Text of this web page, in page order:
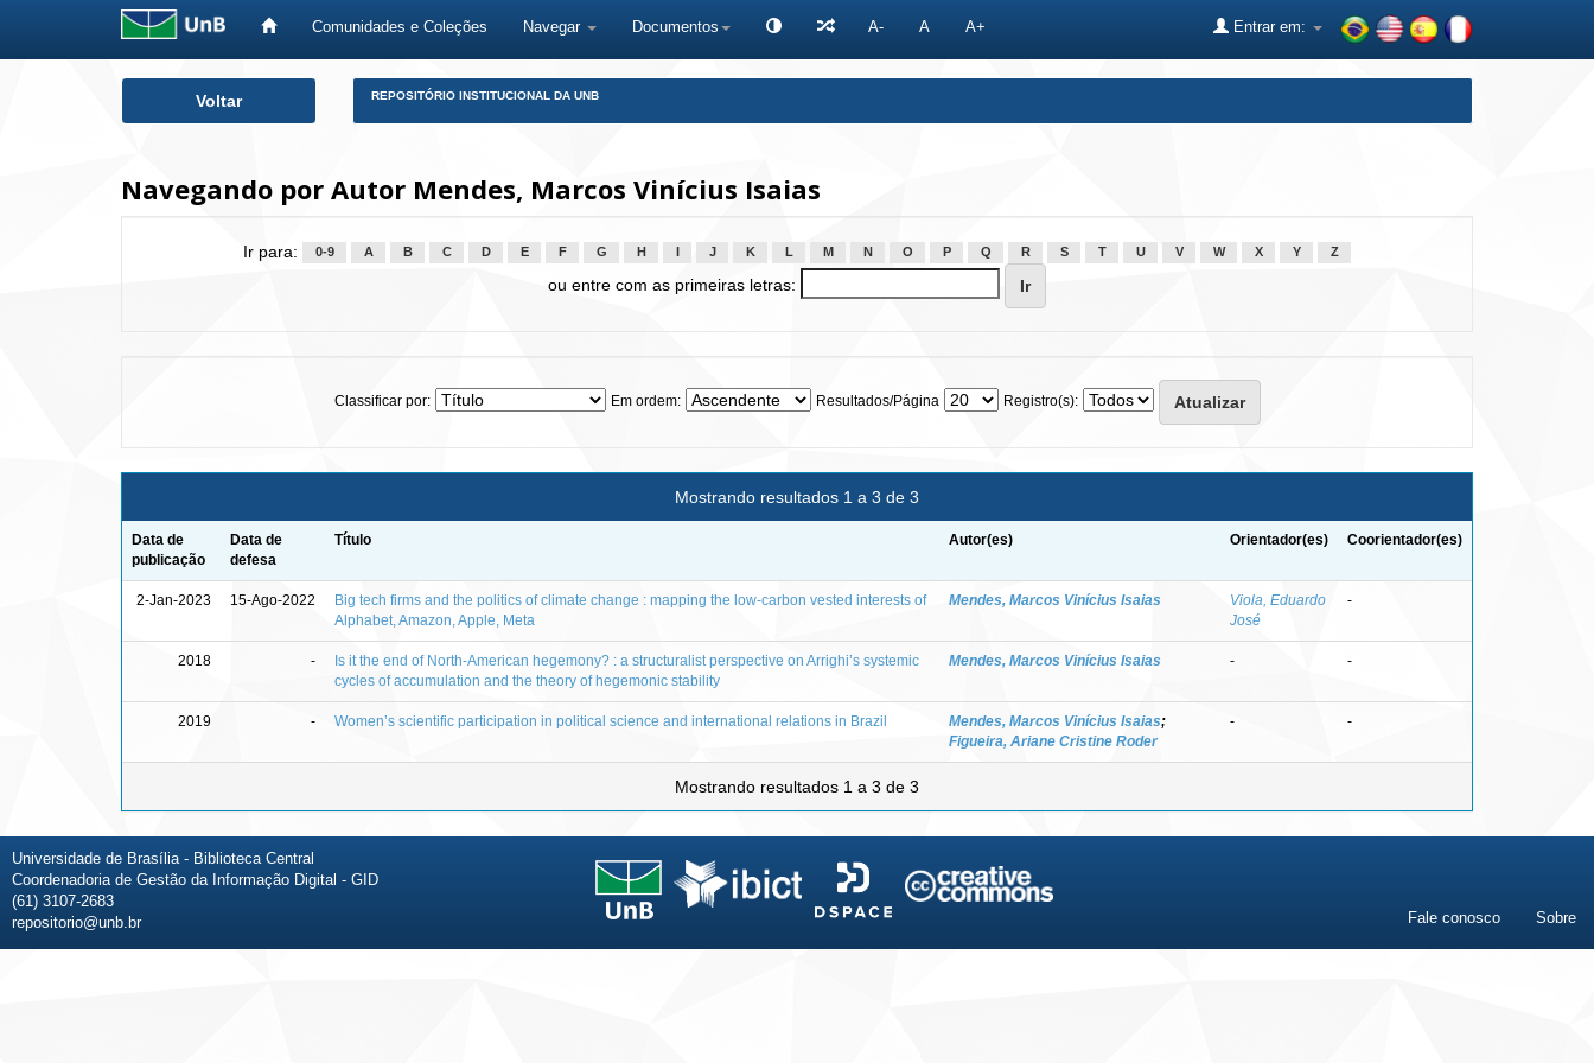
Comunidades e Coleções Navegar Documentos A- A A+ Entrar em:
Voltar REPOSITÓRIO INSTITUCIONAL DA UNB
Navegando por Autor Mendes, Marcos Vinícius Isaias
Ir para: 0-9 A B C D E F G H J K L M N O P Q R S T U V W X Y Z
ou entre com as primeiras letras:
Classificar por: Em ordem: Resultados/Página Registro(s):
Mostrando resultados 1 a 3 de 3
Data de
publicação
Data de
defesa
Título Autor(es) Orientador(es) Coorientador(es)
2-Jan-2023 15-Ago-2022
Big tech firms and the politics of climate change : mapping the low-carbon vested interests of
Alphabet, Amazon, Apple, Meta
Mendes, Marcos Vinícius Isaias
Viola, Eduardo
José
-
2018 -
Is it the end of North-American hegemony? : a structuralist perspective on Arrighi’s systemic
cycles of accumulation and the theory of hegemonic stability
Mendes, Marcos Vinícius Isaias - -
2019 - Women’s scientific participation in political science and international relations in Brazil Mendes, Marcos Vinícius Isaias;
Figueira, Ariane Cristine Roder
- -
Mostrando resultados 1 a 3 de 3
Universidade de Brasília - Biblioteca Central
Coordenadoria de Gestão da Informação Digital - GID
(61) 3107-2683
repositorio@unb.br
Fale conosco Sobre